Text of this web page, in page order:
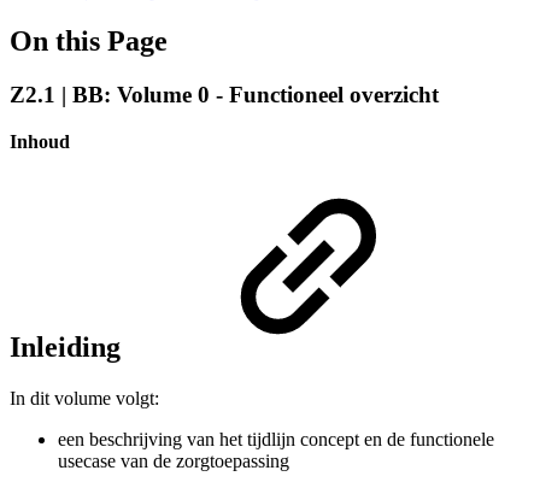
On this Page
Z2.1 | BB: Volume 0 - Functioneel overzicht
Inhoud
Inleiding
In dit volume volgt:
een beschrijving van het tijdlijn concept en de functionele
usecase van de zorgtoepassing